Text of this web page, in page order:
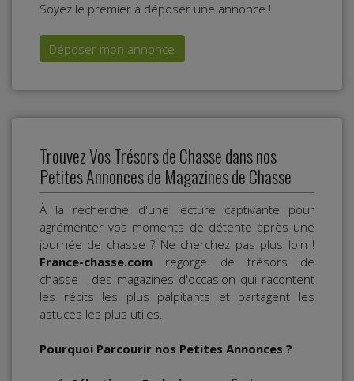
Soyez le premier à déposer une annonce !
Déposer mon annonce
Trouvez Vos Trésors de Chasse dans nos
Petites Annonces de Magazines de Chasse
À la recherche d'une lecture captivante pour
agrémenter vos moments de détente après une
journée de chasse ? Ne cherchez pas plus loin !
France-chasse.com regorge de trésors de
chasse - des magazines d'occasion qui racontent
les récits les plus palpitants et partagent les
astuces les plus utiles.
Pourquoi Parcourir nos Petites Annonces ?